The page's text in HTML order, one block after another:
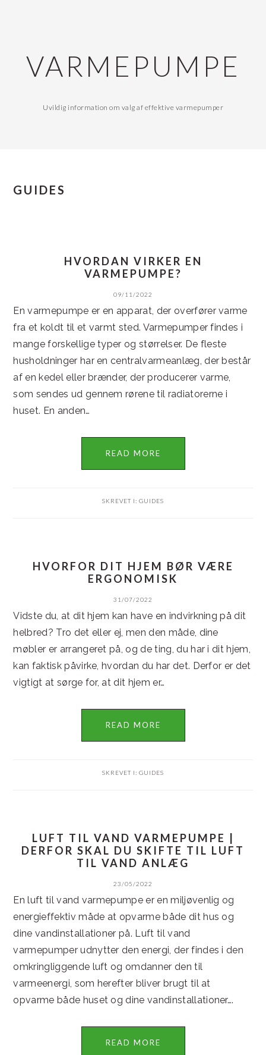
primær
navigationVARMEPUMPE
Uvildig information om valg af effektive varmepumper
GUIDES
HVORDAN VIRKER EN
VARMEPUMPE?
09/11/2022
En varmepumpe er en apparat, der overfører varme
fra et koldt til et varmt sted. Varmepumper findes i
mange forskellige typer og størrelser. De fleste
husholdninger har en centralvarmeanlæg, der består
af en kedel eller brænder, der producerer varme,
som sendes ud gennem rørene til radiatorerne i
huset. En anden…
READ MORE
SKREVET I: GUIDES
HVORFOR DIT HJEM BØR VÆRE
ERGONOMISK
31/07/2022
Vidste du, at dit hjem kan have en indvirkning på dit
helbred? Tro det eller ej, men den måde, dine
møbler er arrangeret på, og de ting, du har i dit hjem,
kan faktisk påvirke, hvordan du har det. Derfor er det
vigtigt at sørge for, at dit hjem er…
READ MORE
SKREVET I: GUIDES
LUFT TIL VAND VARMEPUMPE |
DERFOR SKAL DU SKIFTE TIL LUFT
TIL VAND ANLÆG
23/05/2022
En luft til vand varmepumpe er en miljøvenlig og
energieffektiv måde at opvarme både dit hus og
dine vandinstallationer på. Luft til vand
varmepumper udnytter den energi, der findes i den
omkringliggende luft og omdanner den til
varmeenergi, som herefter bliver brugt til at
opvarme både huset og dine vandinstallationer….
READ MORE